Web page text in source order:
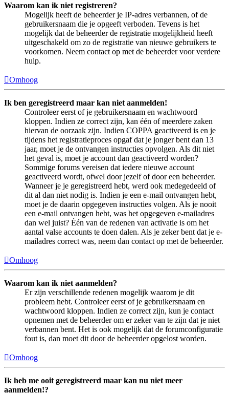
Waarom kan ik niet registreren?
Mogelijk heeft de beheerder je IP-adres verbannen, of de
gebruikersnaam die je opgeeft verboden. Tevens is het
mogelijk dat de beheerder de registratie mogelijkheid heeft
uitgeschakeld om zo de registratie van nieuwe gebruikers te
voorkomen. Neem contact op met de beheerder voor verdere
hulp.
Omhoog
Ik ben geregistreerd maar kan niet aanmelden!
Controleer eerst of je gebruikersnaam en wachtwoord
kloppen. Indien ze correct zijn, kan één of meerdere zaken
hiervan de oorzaak zijn. Indien COPPA geactiveerd is en je
tijdens het registratieproces opgaf dat je jonger bent dan 13
jaar, moet je de ontvangen instructies opvolgen. Als dit niet
het geval is, moet je account dan geactiveerd worden?
Sommige forums vereisen dat iedere nieuwe account
geactiveerd wordt, ofwel door jezelf of door een beheerder.
Wanneer je je geregistreerd hebt, werd ook medegedeeld of
dit al dan niet nodig is. Indien je een e-mail ontvangen hebt,
moet je de daarin opgegeven instructies volgen. Als je nooit
een e-mail ontvangen hebt, was het opgegeven e-mailadres
dan wel juist? Één van de redenen van activatie is om het
aantal valse accounts te doen dalen. Als je zeker bent dat je e-
mailadres correct was, neem dan contact op met de beheerder.
Omhoog
Waarom kan ik niet aanmelden?
Er zijn verschillende redenen mogelijk waarom je dit
probleem hebt. Controleer eerst of je gebruikersnaam en
wachtwoord kloppen. Indien ze correct zijn, kun je contact
opnemen met de beheerder om er zeker van te zijn dat je niet
verbannen bent. Het is ook mogelijk dat de forumconfiguratie
fout is, dan moet dit door de beheerder opgelost worden.
Omhoog
Ik heb me ooit geregistreerd maar kan nu niet meer
aanmelden!?